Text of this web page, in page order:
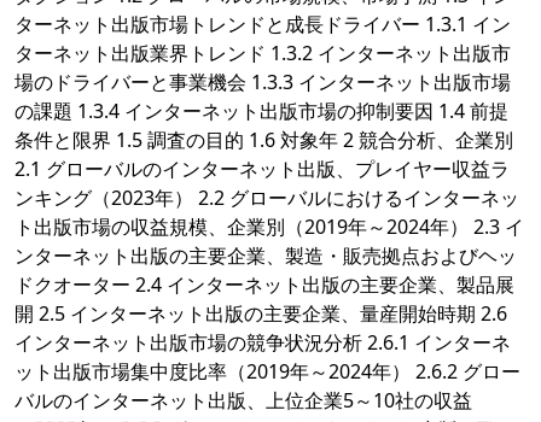
ターネット出版市場トレンドと成長ドライバー 1.3.1 イン
ターネット出版業界トレンド 1.3.2 インターネット出版市
場のドライバーと事業機会 1.3.3 インターネット出版市場
の課題 1.3.4 インターネット出版市場の抑制要因 1.4 前提
条件と限界 1.5 調査の目的 1.6 対象年 2 競合分析、企業別
2.1 グローバルのインターネット出版、プレイヤー収益ラ
ンキング（2023年） 2.2 グローバルにおけるインターネッ
ト出版市場の収益規模、企業別（2019年～2024年） 2.3 イ
ンターネット出版の主要企業、製造・販売拠点およびヘッ
ドクオーター 2.4 インターネット出版の主要企業、製品展
開 2.5 インターネット出版の主要企業、量産開始時期 2.6
インターネット出版市場の競争状況分析 2.6.1 インターネ
ット出版市場集中度比率（2019年～2024年） 2.6.2 グロー
バルのインターネット出版、上位企業5～10社の収益